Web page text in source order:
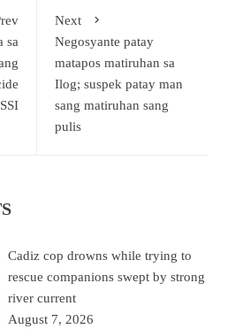
sa
Next
Negosyante patay
matapos matiruhan sa
Ilog; suspek patay man
sang matiruhan sang
pulis
Cadiz cop drowns while trying to
rescue companions swept by strong
river current
August 7, 2026